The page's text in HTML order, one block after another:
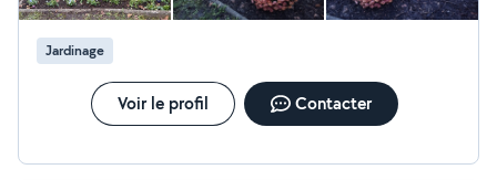
Jardinage
Voir le profil Contacter